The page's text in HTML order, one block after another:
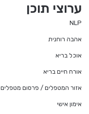
ערוצי תוכן
NLP
אהבה רוחנית
אוכל בריא
אורח חיים בריא
אזור המטפלים / פרסום מטפלים
אימון אישי